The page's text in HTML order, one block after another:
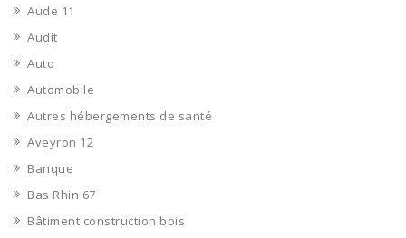
Aude 11
Audit
Auto
Automobile
Autres hébergements de santé
Aveyron 12
Banque
Bas Rhin 67
Bâtiment construction bois